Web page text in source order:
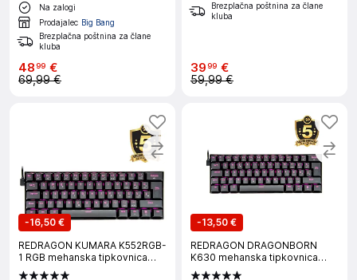
Na zalogi
Prodajalec Big Bang
Brezplačna poštnina za člane
kluba
4899 €
69,99 €
Brezplačna poštnina za člane
kluba
3999 €
59,99 €
-16,50 €
REDRAGON KUMARA K552RGB-
1 RGB mehanska tipkovnica
SLO/CRO LAYOUT
-13,50 €
REDRAGON DRAGONBORN
K630 mehanska tipkovnica
SLO/CRO LAYOUT